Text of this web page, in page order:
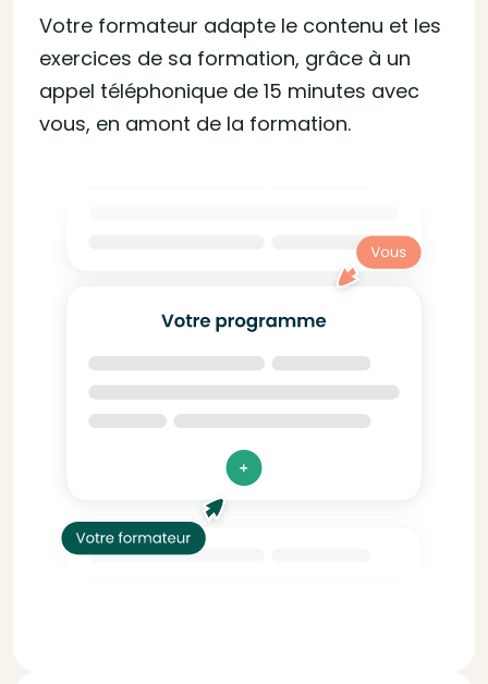
Votre formateur adapte le contenu et les
exercices de sa formation, grâce à un
appel téléphonique de 15 minutes avec
vous, en amont de la formation.